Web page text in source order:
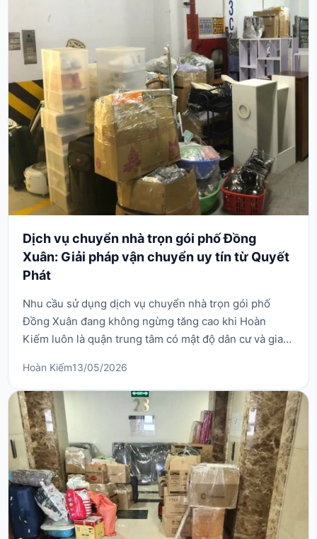
Dịch vụ chuyển nhà trọn gói phố Đồng
Xuân: Giải pháp vận chuyển uy tín từ Quyết
Phát
Nhu cầu sử dụng dịch vụ chuyển nhà trọn gói phố
Đồng Xuân đang không ngừng tăng cao khi Hoàn
Kiếm luôn là quận trung tâm có mật độ dân cư và giao
tiếng với ngôi chợ biểu tượng, nối liền từ phố Hàng
Giấy đến phố Hàng Đường, sở hữu vô vàn các con ngõ
nhỏ, sâu và cực kỳ đông đúc. Việc tự vận chuyển đồ ...
Hoàn Kiếm13/05/2026